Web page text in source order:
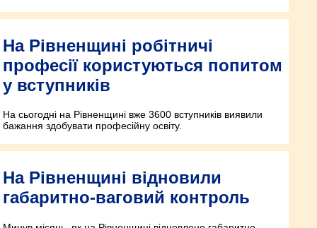
На Рівненщині робітничі
професії користуються попитом
у вступників
На сьогодні на Рівненщині вже 3600 вступників виявили
бажання здобувати професійну освіту.
На Рівненщині відновили
габаритно-ваговий контроль